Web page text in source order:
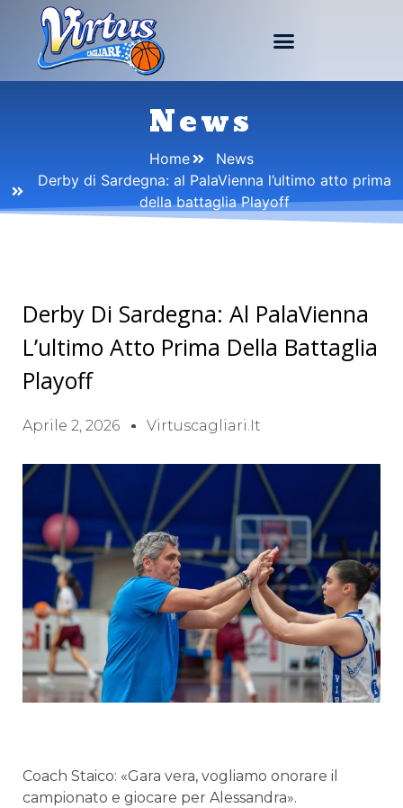
News
Home
News
Derby di Sardegna: al PalaVienna l’ultimo atto prima
della battaglia Playoff
Derby Di Sardegna: Al PalaVienna
L’ultimo Atto Prima Della Battaglia
Playoff
Aprile 2, 2026 Virtuscagliari.it
Coach Staico: «Gara vera, vogliamo onorare il
campionato e giocare per Alessandra».